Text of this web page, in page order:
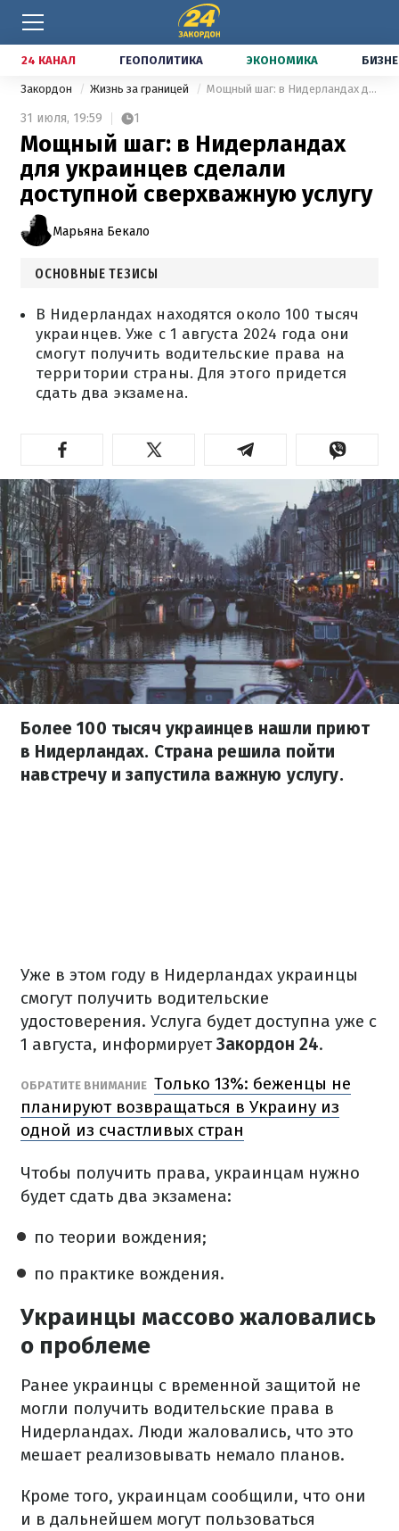
24 КАНАЛ ГЕОПОЛИТИКА ЭКОНОМИКА
Закордон Жизнь за границей Мощный шаг: в Нидерландах для украинцев сделали доступной сверхважную услугу
31 июля, 19:59 1
Мощный шаг: в Нидерландах
для украинцев сделали
доступной сверхважную услугу
Марьяна Бекало
ОСНОВНЫЕ ТЕЗИСЫ
В Нидерландах находятся около 100 тысяч
украинцев. Уже с 1 августа 2024 года они
смогут получить водительские права на
территории страны. Для этого придется
сдать два экзамена.
Более 100 тысяч украинцев нашли приют
в Нидерландах. Страна решила пойти
навстречу и запустила важную услугу.
Уже в этом году в Нидерландах украинцы
смогут получить водительские
удостоверения. Услуга будет доступна уже с
1 августа, информируетЗакордон 24.
ОБРАТИТЕ ВНИМАНИЕ Только 13%: беженцы не
планируют возвращаться в Украину из
одной из счастливых стран
Чтобы получить права, украинцам нужно
будет сдать два экзамена:
по теории вождения;
по практике вождения.
Украинцы массово жаловались
о проблеме
Ранее украинцы с временной защитой не
могли получить водительские права в
Нидерландах. Люди жаловались, что это
мешает реализовывать немало планов.
Кроме того, украинцам сообщили, что они
и в дальнейшем могут пользоваться